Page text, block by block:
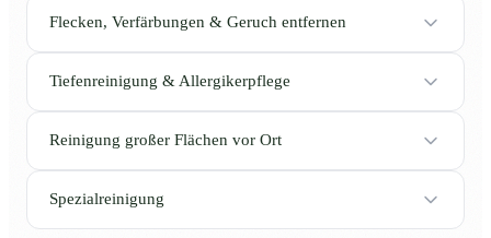
Flecken, Verfärbungen & Geruch entfernen
Tiefenreinigung & Allergikerpflege
Reinigung großer Flächen vor Ort
Spezialreinigung